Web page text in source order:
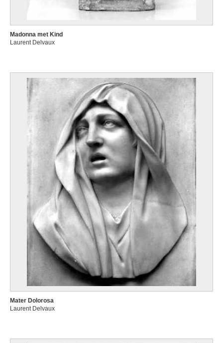
Madonna met Kind
Laurent Delvaux
Mater Dolorosa
Laurent Delvaux